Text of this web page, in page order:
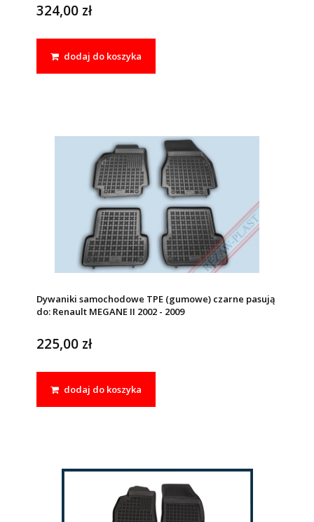
324,00 zł
dodaj do koszyka
Dywaniki samochodowe TPE (gumowe) czarne pasują
do: Renault MEGANE II 2002 - 2009
225,00 zł
dodaj do koszyka